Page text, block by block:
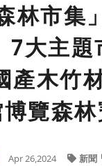
林市集
7大主題
產木竹
覽森
Apr 26,2024 新聞